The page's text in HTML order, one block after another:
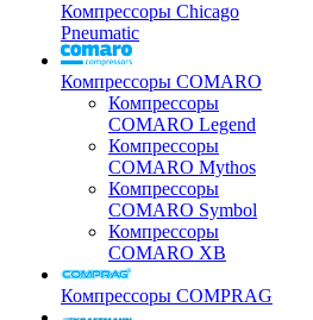
Компрессоры Chicago
Pneumatic
Компрессоры COMARO
Компрессоры
COMARO Legend
Компрессоры
COMARO Mythos
Компрессоры
COMARO Symbol
Компрессоры
COMARO XB
Компрессоры COMPRAG